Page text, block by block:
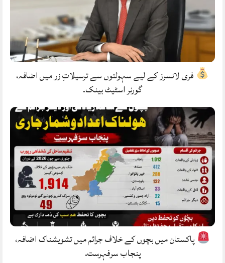
فری لانسرز کے لیے سہولتوں سے ترسیلاتِ زر میں اضافہ،
گورنر اسٹیٹ بینک.
پاکستان میں بچوں کے خلاف جرائم میں تشویشناک اضافہ،
پنجاب سرفہرست.